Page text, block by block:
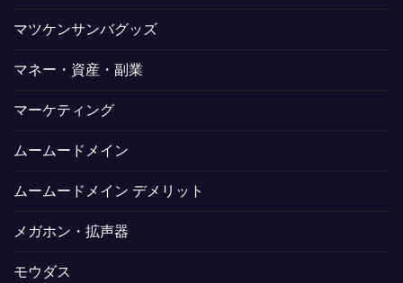
マツケンサンバグッズ
マネー・資産・副業
マーケティング
ムームードメイン
ムームードメイン デメリット
メガホン・拡声器
モウダス